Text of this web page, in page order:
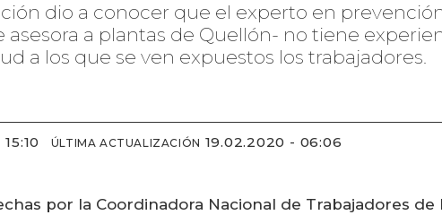
dio a conocer que el experto en
a plantas de Quellón- no tiene
a los que se ven expuestos los trabajadores.
ÚLTIMA ACTUALIZACIÓN 19.02.2020 - 06:06
por la Coordinadora Nacional de Trabajadores